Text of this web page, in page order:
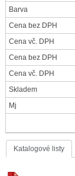
Barva
Cena bez DPH
Cena vč. DPH
Cena bez DPH
Cena vč. DPH
Skladem
Mj
Katalogové listy